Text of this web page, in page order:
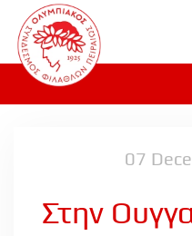
Skip to main content
07
Στην